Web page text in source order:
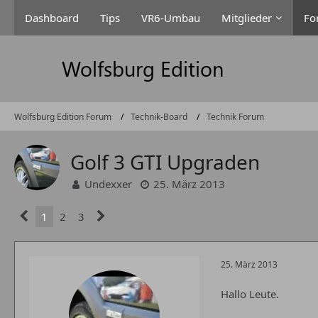
Dashboard Tips VR6-Umbau Mitglieder
Wolfsburg Edition Forum Technik-Board Technik Forum
Golf 3 GTI Upgraden
Undexxer 25. März 2013
1 2 3
25. März 2013
Hallo Leute.